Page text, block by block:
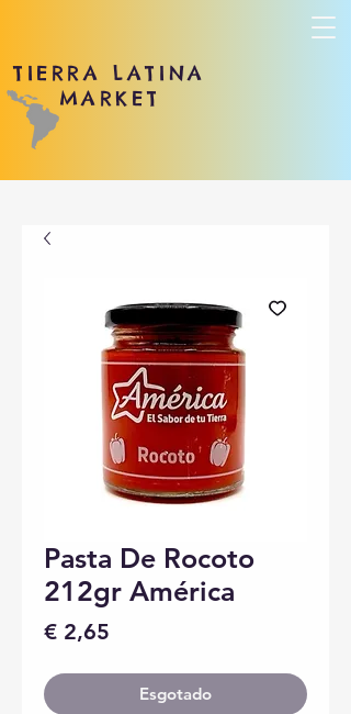
TIERRA LATINA
MARKET
Pasta De Rocoto
212gr América
€ 2,65
Esgotado